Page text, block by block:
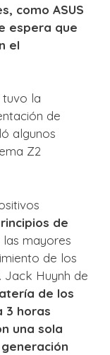
como ASUS
espera que
el
tuvo la
de
algunos
Z2
de
las mayores
de los
Jack Huynh de
de los
3 horas
una sola